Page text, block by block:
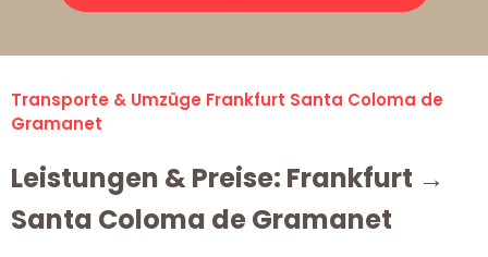
Transporte & Umzüge Frankfurt Santa Coloma de
Gramanet
Leistungen & Preise: Frankfurt →
Santa Coloma de Gramanet